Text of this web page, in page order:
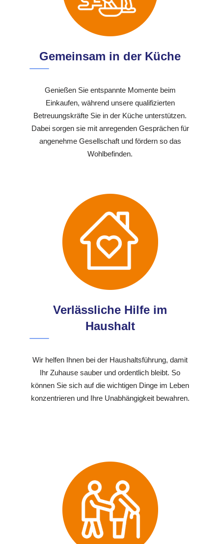
Gemeinsam in der Küche
Genießen Sie entspannte Momente beim
Einkaufen, während unsere qualifizierten
Betreuungskräfte Sie in der Küche unterstützen.
Dabei sorgen sie mit anregenden Gesprächen für
angenehme Gesellschaft und fördern so das
Wohlbefinden.
Verlässliche Hilfe im
Haushalt
Wir helfen Ihnen bei der Haushaltsführung, damit
Ihr Zuhause sauber und ordentlich bleibt. So
können Sie sich auf die wichtigen Dinge im Leben
konzentrieren und Ihre Unabhängigkeit bewahren.